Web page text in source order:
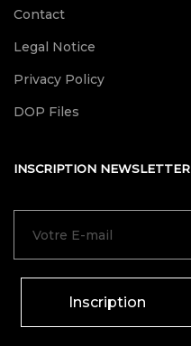
Contact
Legal Notice
Privacy Policy
DOP Files
INSCRIPTION NEWSLETTER
Inscription